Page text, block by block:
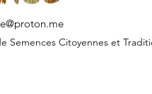
Semences Citoyennes et